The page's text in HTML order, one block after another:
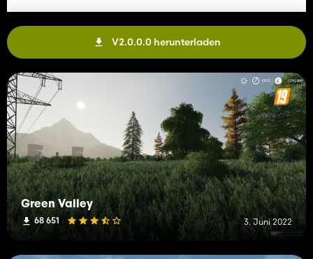
V2.0.0.0 herunterladen
Green Valley
68 651 3. Juni 2022